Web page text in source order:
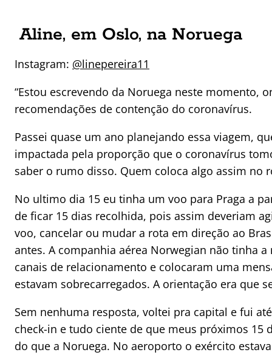
Aline, em Oslo, na Noruega
Instagram: @linepereira11
“Estou escrevendo da Noruega neste momento,
recomendações de contenção do coronavírus.
Passei quase um ano planejando essa viagem,
impactada pela proporção que o coronavírus
saber o rumo disso. Quem coloca algo assim no
No ultimo dia 15 eu tinha um voo para Praga a
de ficar 15 dias recolhida, pois assim deveriam
voo, cancelar ou mudar a rota em direção ao
antes. A companhia aérea Norwegian não tinha
canais de relacionamento e colocaram uma
estavam sobrecarregados. A orientação era que
Sem nenhuma resposta, voltei pra capital e fui
check-in e tudo ciente de que meus próximos 15
do que a Noruega. No aeroporto o exército